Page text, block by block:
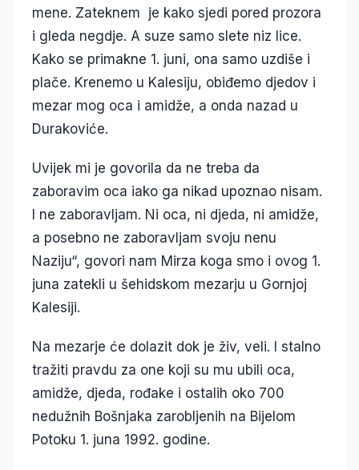
mene. Zateknem je kako sjedi pored prozora
i gleda negdje. A suze samo slete niz lice.
Kako se primakne 1. juni, ona samo uzdiše i
plače. Krenemo u Kalesiju, obiđemo djedov i
mezar mog oca i amidže, a onda nazad u
Durakoviće.
Uvijek mi je govorila da ne treba da
zaboravim oca iako ga nikad upoznao nisam.
I ne zaboravljam. Ni oca, ni djeda, ni amidže,
a posebno ne zaboravljam svoju nenu
Naziju“, govori nam Mirza koga smo i ovog 1.
juna zatekli u šehidskom mezarju u Gornjoj
Kalesiji.
Na mezarje će dolazit dok je živ, veli. I stalno
tražiti pravdu za one koji su mu ubili oca,
amidže, djeda, rođake i ostalih oko 700
nedužnih Bošnjaka zarobljenih na Bijelom
Potoku 1. juna 1992. godine.